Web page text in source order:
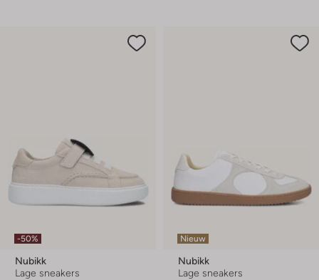
-50%
Nubikk
Lage sneakers
Nieuw
Nubikk
Lage sneakers